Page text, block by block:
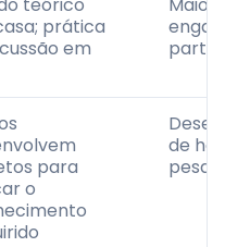
teórico
prática
em
Maior
para
o
de